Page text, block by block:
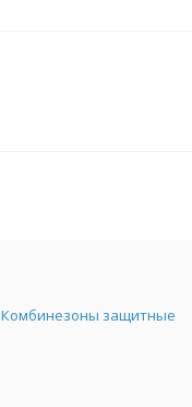
Комбинезоны защитные